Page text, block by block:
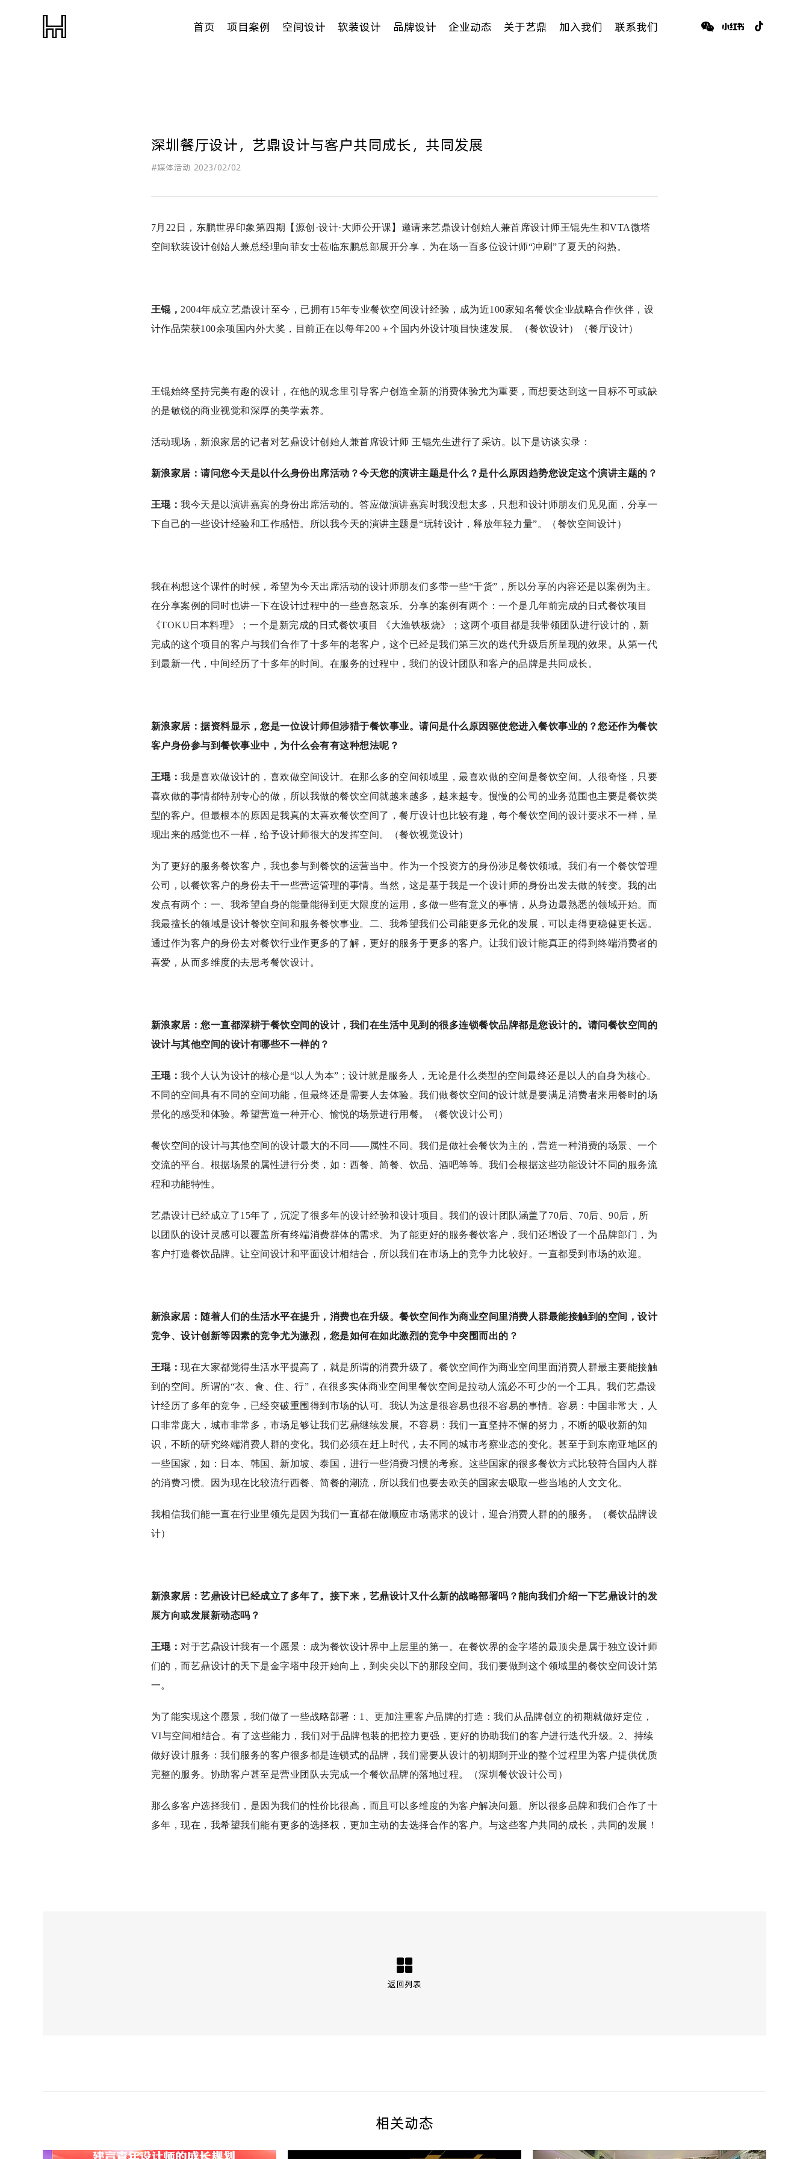
首页 项目案例 空间设计 软装设计 品牌设计 企业动态 关于艺鼎 加入我们 联系我们
深圳餐厅设计，艺鼎设计与客户共同成长，共同发展
#媒体活动 2023/02/02
7月22日，东鹏世界印象第四期【源创·设计·大师公开课】邀请来艺鼎设计创始人兼首席设计师王锟先生和VTA微塔
空间软装设计创始人兼总经理向菲女士莅临东鹏总部展开分享，为在场一百多位设计师“冲刷”了夏天的闷热。
王锟， 2004年成立艺鼎设计至今，已拥有15年专业餐饮空间设计经验，成为近100家知名餐饮企业战略合作伙伴，设
计作品荣获100余项国内外大奖，目前正在以每年200＋个国内外设计项目快速发展。（餐饮设计）（餐厅设计）
王锟始终坚持完美有趣的设计，在他的观念里引导客户创造全新的消费体验尤为重要，而想要达到这一目标不可或缺
的是敏锐的商业视觉和深厚的美学素养。
活动现场，新浪家居的记者对艺鼎设计创始人兼首席设计师 王锟先生进行了采访。以下是访谈实录：
新浪家居：请问您今天是以什么身份出席活动？今天您的演讲主题是什么？是什么原因趋势您设定这个演讲主题的？
王琨：我今天是以演讲嘉宾的身份出席活动的。答应做演讲嘉宾时我没想太多，只想和设计师朋友们见见面，分享一
下自己的一些设计经验和工作感悟。所以我今天的演讲主题是“玩转设计，释放年轻力量”。（餐饮空间设计）
我在构想这个课件的时候，希望为今天出席活动的设计师朋友们多带一些“干货”，所以分享的内容还是以案例为主。
在分享案例的同时也讲一下在设计过程中的一些喜怒哀乐。分享的案例有两个：一个是几年前完成的日式餐饮项目
《TOKU日本料理》；一个是新完成的日式餐饮项目 《大渔铁板烧》；这两个项目都是我带领团队进行设计的，新
完成的这个项目的客户与我们合作了十多年的老客户，这个已经是我们第三次的迭代升级后所呈现的效果。从第一代
到最新一代，中间经历了十多年的时间。在服务的过程中，我们的设计团队和客户的品牌是共同成长。
新浪家居：据资料显示，您是一位设计师但涉猎于餐饮事业。请问是什么原因驱使您进入餐饮事业的？您还作为餐饮
客户身份参与到餐饮事业中，为什么会有有这种想法呢？
王琨：我是喜欢做设计的，喜欢做空间设计。在那么多的空间领域里，最喜欢做的空间是餐饮空间。人很奇怪，只要
喜欢做的事情都特别专心的做，所以我做的餐饮空间就越来越多，越来越专。慢慢的公司的业务范围也主要是餐饮类
型的客户。但最根本的原因是我真的太喜欢餐饮空间了，餐厅设计也比较有趣，每个餐饮空间的设计要求不一样，呈
现出来的感觉也不一样，给予设计师很大的发挥空间。（餐饮视觉设计）
为了更好的服务餐饮客户，我也参与到餐饮的运营当中。作为一个投资方的身份涉足餐饮领域。我们有一个餐饮管理
公司，以餐饮客户的身份去干一些营运管理的事情。当然，这是基于我是一个设计师的身份出发去做的转变。我的出
发点有两个：一、我希望自身的能量能得到更大限度的运用，多做一些有意义的事情，从身边最熟悉的领域开始。而
我最擅长的领域是设计餐饮空间和服务餐饮事业。二、我希望我们公司能更多元化的发展，可以走得更稳健更长远。
通过作为客户的身份去对餐饮行业作更多的了解，更好的服务于更多的客户。让我们设计能真正的得到终端消费者的
喜爱，从而多维度的去思考餐饮设计。
新浪家居：您一直都深耕于餐饮空间的设计，我们在生活中见到的很多连锁餐饮品牌都是您设计的。请问餐饮空间的
设计与其他空间的设计有哪些不一样的？
王琨：我个人认为设计的核心是“以人为本”；设计就是服务人，无论是什么类型的空间最终还是以人的自身为核心。
不同的空间具有不同的空间功能，但最终还是需要人去体验。我们做餐饮空间的设计就是要满足消费者来用餐时的场
景化的感受和体验。希望营造一种开心、愉悦的场景进行用餐。（餐饮设计公司）
餐饮空间的设计与其他空间的设计最大的不同——属性不同。我们是做社会餐饮为主的，营造一种消费的场景、一个
交流的平台。根据场景的属性进行分类，如：西餐、简餐、饮品、酒吧等等。我们会根据这些功能设计不同的服务流
程和功能特性。
艺鼎设计已经成立了15年了，沉淀了很多年的设计经验和设计项目。我们的设计团队涵盖了70后、70后、90后，所
以团队的设计灵感可以覆盖所有终端消费群体的需求。为了能更好的服务餐饮客户，我们还增设了一个品牌部门，为
客户打造餐饮品牌。让空间设计和平面设计相结合，所以我们在市场上的竞争力比较好。一直都受到市场的欢迎。
新浪家居：随着人们的生活水平在提升，消费也在升级。餐饮空间作为商业空间里消费人群最能接触到的空间，设计
竞争、设计创新等因素的竞争尤为激烈，您是如何在如此激烈的竞争中突围而出的？
王琨：现在大家都觉得生活水平提高了，就是所谓的消费升级了。餐饮空间作为商业空间里面消费人群最主要能接触
到的空间。所谓的“衣、食、住、行”，在很多实体商业空间里餐饮空间是拉动人流必不可少的一个工具。我们艺鼎设
计经历了多年的竞争，已经突破重围得到市场的认可。我认为这是很容易也很不容易的事情。容易：中国非常大，人
口非常庞大，城市非常多，市场足够让我们艺鼎继续发展。不容易：我们一直坚持不懈的努力，不断的吸收新的知
识，不断的研究终端消费人群的变化。我们必须在赶上时代，去不同的城市考察业态的变化。甚至于到东南亚地区的
一些国家，如：日本、韩国、新加坡、泰国，进行一些消费习惯的考察。这些国家的很多餐饮方式比较符合国内人群
的消费习惯。因为现在比较流行西餐、简餐的潮流，所以我们也要去欧美的国家去吸取一些当地的人文文化。
我相信我们能一直在行业里领先是因为我们一直都在做顺应市场需求的设计，迎合消费人群的的服务。（餐饮品牌设
计）
新浪家居：艺鼎设计已经成立了多年了。接下来，艺鼎设计又什么新的战略部署吗？能向我们介绍一下艺鼎设计的发
展方向或发展新动态吗？
王琨： 对于艺鼎设计我有一个愿景：成为餐饮设计界中上层里的第一。在餐饮界的金字塔的最顶尖是属于独立设计师
们的，而艺鼎设计的天下是金字塔中段开始向上，到尖尖以下的那段空间。我们要做到这个领域里的餐饮空间设计第
一。
为了能实现这个愿景，我们做了一些战略部署：1、更加注重客户品牌的打造：我们从品牌创立的初期就做好定位，
VI与空间相结合。有了这些能力，我们对于品牌包装的把控力更强，更好的协助我们的客户进行迭代升级。2、持续
做好设计服务：我们服务的客户很多都是连锁式的品牌，我们需要从设计的初期到开业的整个过程里为客户提供优质
完整的服务。协助客户甚至是营业团队去完成一个餐饮品牌的落地过程。（深圳餐饮设计公司）
那么多客户选择我们，是因为我们的性价比很高，而且可以多维度的为客户解决问题。所以很多品牌和我们合作了十
多年，现在，我希望我们能有更多的选择权，更加主动的去选择合作的客户。与这些客户共同的成长，共同的发展！
返回列表
相关动态